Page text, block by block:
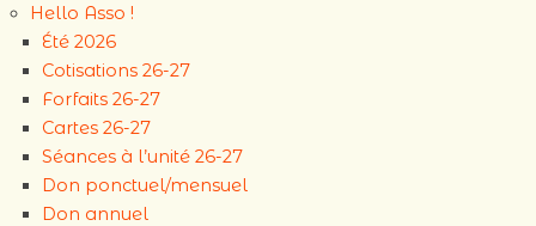
Hello Asso !
Été 2026
Cotisations 26-27
Forfaits 26-27
Cartes 26-27
Séances à l’unité 26-27
Don ponctuel/mensuel
Don annuel